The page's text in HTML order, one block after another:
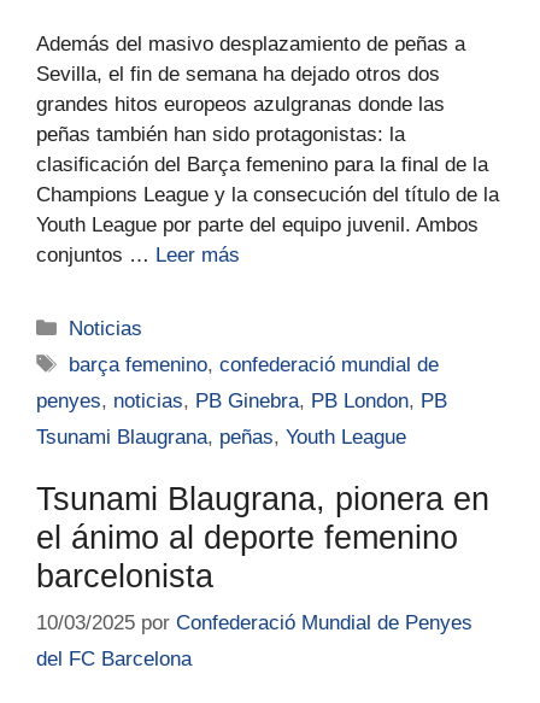
Además del masivo desplazamiento de peñas a
Sevilla, el fin de semana ha dejado otros dos
grandes hitos europeos azulgranas donde las
peñas también han sido protagonistas: la
clasificación del Barça femenino para la final de la
Champions League y la consecución del título de la
Youth League por parte del equipo juvenil. Ambos
conjuntos … Leer más
Noticias
barça femenino,confederació mundial de
penyes, noticias, PB Ginebra, PB London, PB
Tsunami Blaugrana, peñas, Youth League
Tsunami Blaugrana, pionera en
el ánimo al deporte femenino
barcelonista
10/03/2025 por Confederació Mundial de Penyes
del FC Barcelona